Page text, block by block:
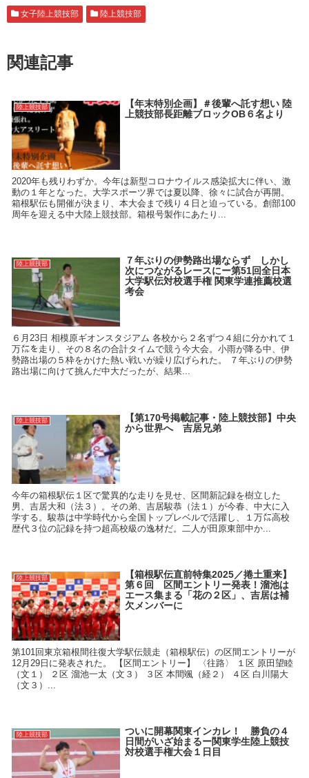
女子陸上競技部 陸上競技部
関連記事
陸上競技部
【年末特別企画】＃後輩へ託す想い 陸
上競技部長距離ブロックOB６名より
2020年も残りわずか。今年は新型コロナウイルス感染拡大に伴い、激
動の１年となった。大学スポーツ界では夏以降、徐々に試合が再開。
箱根駅伝も開催が決まり、本大会まで残り４日と迫っている。創部100
周年を迎える中大陸上競技部。箱根号製作にあたり...
陸上競技部
７年ぶりの伊勢路出場ならず しかし
次につながるレースにー第51回全日本
大学駅伝対校選手権 関東学連推薦校選
考会
６月23日 相模原ギオンスタジアム 各校から２名ずつ４組に分かれて１
万㍍を走り、その８名の合計タイムで競う今大会。小雨が降る中、伊
勢路出場の５枠をかけた熱い戦いが繰り広げられた。 ７年ぶりの伊勢
路出場に向けて挑んだ中大だったが、結果...
陸上競技部
【第170号掲載記事・陸上競技部】中央
から世界へ 吉居兄弟
今年の箱根駅伝１区で驚異的な走りを見せ、区間新記録を樹立した
男、吉居大和（法３）。その弟、吉居駿恭（法１）が今春、中大に入
学する。駿恭は中学時代から全国トップレベルで活躍し、１万㍍高校
歴代３位の記録を持つ超高校級の逸材だ。二人が田原東部中か...
陸上競技部
【箱根駅伝直前特集2025／捲土重来】
第６回 区間エントリー発表！溜池は
エース集まる「花の２区」、吉居は補
欠メンバーに
第101回東京箱根間往復大学駅伝競走（箱根駅伝）の区間エントリーが
12月29日に発表された。 【区間エントリー】 〈往路〉 １区 原田望睦
（文１） ２区 溜池一太（文３） ３区 本間颯（経２） ４区 白川陽大
（文３）...
陸上競技部
ついに開幕関東インカレ！ 勝負の４
日間がいざ始まるー関東学生陸上競技
対校選手権大会１日目